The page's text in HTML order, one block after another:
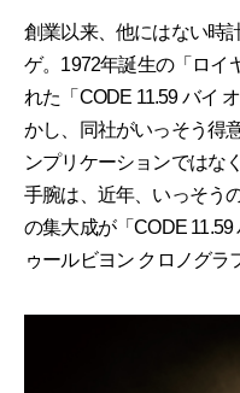
創業以来、他にはない時
ゲ。1972年誕生の「ロイ
れた「CODE 11.59 バイ
かし、同社がいっそう得
ンプリケーションではな
手腕は、近年、いっそう
の集大成が「CODE
ゥールビヨン クロノグラ